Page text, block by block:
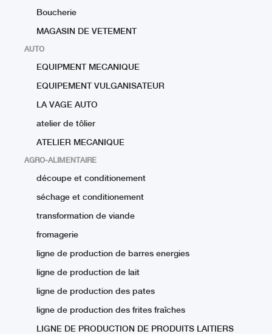
Boucherie
MAGASIN DE VETEMENT
AUTO
EQUIPMENT MECANIQUE
EQUIPEMENT VULGANISATEUR
LA VAGE AUTO
atelier de tôlier
ATELIER MECANIQUE
AGRO-ALIMENTAIRE
découpe et conditionement
séchage et conditionement
transformation de viande
fromagerie
ligne de production de barres energies
ligne de production de lait
ligne de production des pates
ligne de production des frites fraîches
LIGNE DE PRODUCTION DE PRODUITS LAITIERS